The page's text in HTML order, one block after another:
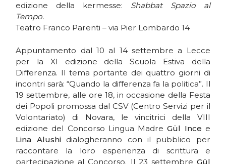
edizione della kermesse: Shabbat Spazio al
Tempo.
Teatro Franco Parenti – via Pier Lombardo 14
Appuntamento dal 10 al 14 settembre a Lecce
per la XI edizione della Scuola Estiva della
Differenza. Il tema portante dei quattro giorni di
incontri sarà: “Quando la differenza fa la politica”. Il
19 settembre, alle ore 18, in occasione della Festa
dei Popoli promossa dal CSV (Centro Servizi per il
Volontariato) di Novara, le vincitrici della VIII
edizione del Concorso Lingua MadreGül Ince e
Lina Alushidialogheranno con il pubblico per
raccontare la loro esperienza di scrittura e
partecipazione al Concorso. Il 23 settembre Gül